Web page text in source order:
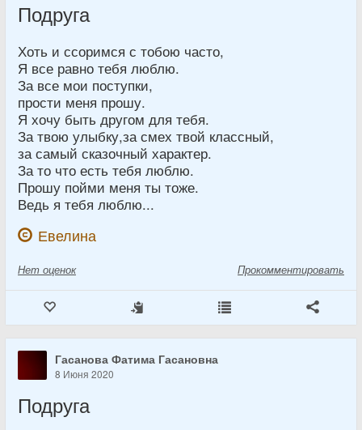
Подруга
Хоть и ссоримся с тобою часто,
Я все равно тебя люблю.
За все мои поступки,
прости меня прошу.
Я хочу быть другом для тебя.
За твою улыбку,за смех твой классный,
за самый сказочный характер.
За то что есть тебя люблю.
Прошу пойми меня ты тоже.
Ведь я тебя люблю...
Евелина
Нет оценок Прокомментировать
Гасанова Фатима Гасановна
8 Июня 2020
Подруга